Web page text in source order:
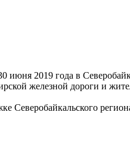
2019 года в
железной дороги и
Северобайкальского